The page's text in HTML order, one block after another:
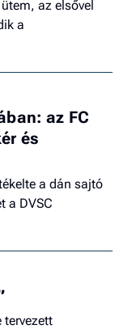
az elsővel
a
az FC
és
a dán sajtó
a DVSC
tervezett